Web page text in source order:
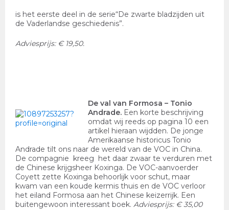
is het eerste deel in de serie“De zwarte bladzijden uit
de Vaderlandse geschiedenis”.
Adviesprijs: € 19,50.
De val van Formosa – Tonio
Andrade. Een korte beschrijving
omdat wij reeds op pagina 10 een
artikel hieraan wijdden. De jonge
Amerikaanse historicus Tonio
Andrade tilt ons naar de wereld van de VOC in China.
De compagnie kreeg het daar zwaar te verduren met
de Chinese krijgsheer Koxinga. De VOC-aanvoerder
Coyett zette Koxinga behoorlijk voor schut, maar
kwam van een koude kermis thuis en de VOC verloor
het eiland Formosa aan het Chinese keizerrijk. Een
buitengewoon interessant boek. Adviesprijs: € 35,00